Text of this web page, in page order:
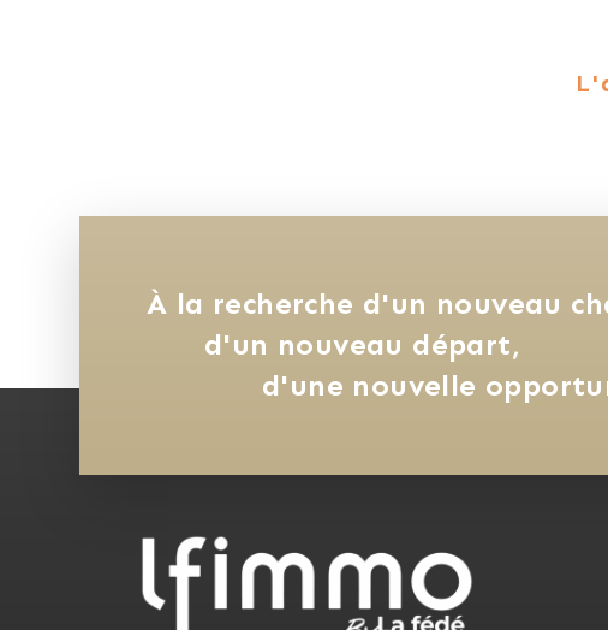
À la recherche d'un nouveau
d'un nouveau départ,
d'une nouvelle